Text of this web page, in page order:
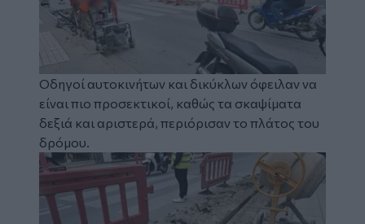
Οδηγοί αυτοκινήτων και δικύκλων όφειλαν να
είναι πιο προσεκτικοί, καθώς τα σκαψίματα
δεξιά και αριστερά, περιόρισαν το πλάτος του
δρόμου.
Image